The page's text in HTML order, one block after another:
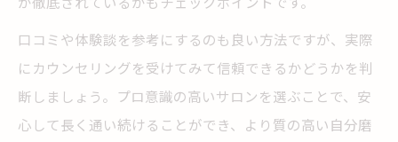
口コミや体験談を参考にするのも良い方法ですが、実際
にカウンセリングを受けてみて信頼できるかどうかを判
断しましょう。プロ意識の高いサロンを選ぶことで、安
心して長く通い続けることができ、より質の高い自分磨